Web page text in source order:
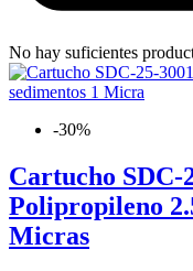
No hay suficientes
-30%
Cartucho
Polipropileno
Micras